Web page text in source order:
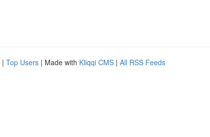
| Top Users | Made with Kliqqi CMS | All RSS Feeds